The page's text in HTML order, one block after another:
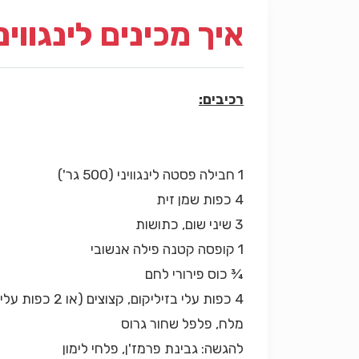
איך מכינים
רכיבים:
1 חבילה פסטה לינגוויני (500 גר')
4 כפות שמן זית
3 שיני שום, כתושות
1 קופסה קטנה פילה אנשובי
¾ כוס פירורי לחם
4 כפות עלי בזיליקום, קצוצים (או 2 כפות עלי מרווה, קצוצים)
מלח, פלפל שחור גרוס
להגשה: גבינת פרמז'ן, פלחי לימון